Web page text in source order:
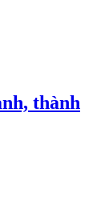
thành